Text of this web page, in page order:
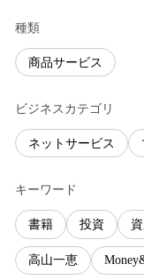
種類
商品サービス
ビジネスカテゴリ
ネットサービス
キーワード
書籍 投資
高山一恵